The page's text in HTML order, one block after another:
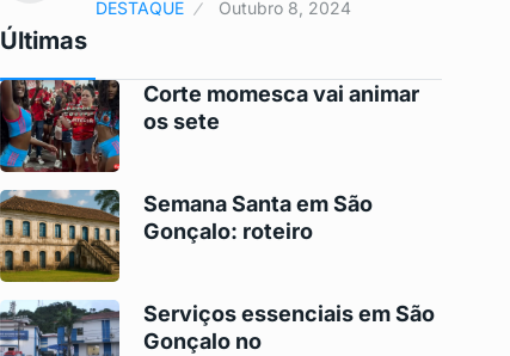
DESTAQUE Outubro 8, 2024
Últimas
Corte momesca vai animar
os sete
Semana Santa em São
Gonçalo: roteiro
Serviços essenciais em São
Gonçalo no